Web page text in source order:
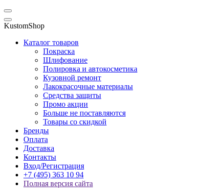
KustomShop
Каталог товаров
Покраска
Шлифование
Полировка и автокосметика
Кузовной ремонт
Лакокрасочные материалы
Средства защиты
Промо акции
Больше не поставляются
Товары со скидкой
Бренды
Оплата
Доставка
Контакты
Вход/Регистрация
+7 (495) 363 10 94
Полная версия сайта